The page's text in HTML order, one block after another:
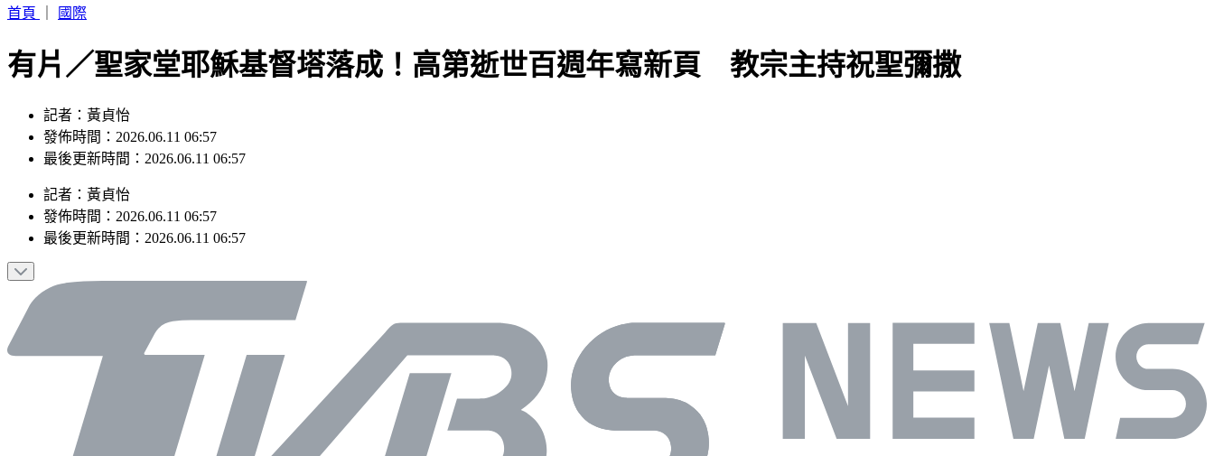
首頁
國際
有片／聖家堂耶穌基督塔落成！高第逝世百週年寫新頁 教宗主持祝聖彌撒
記者：黃貞怡
發佈時間：2026.06.11 06:57
最後更新時間：2026.06.11 06:57
記者 ： 黃貞怡
發佈時間： 2026.06.11 06:57
最後更新時間： 2026.06.11 06:57